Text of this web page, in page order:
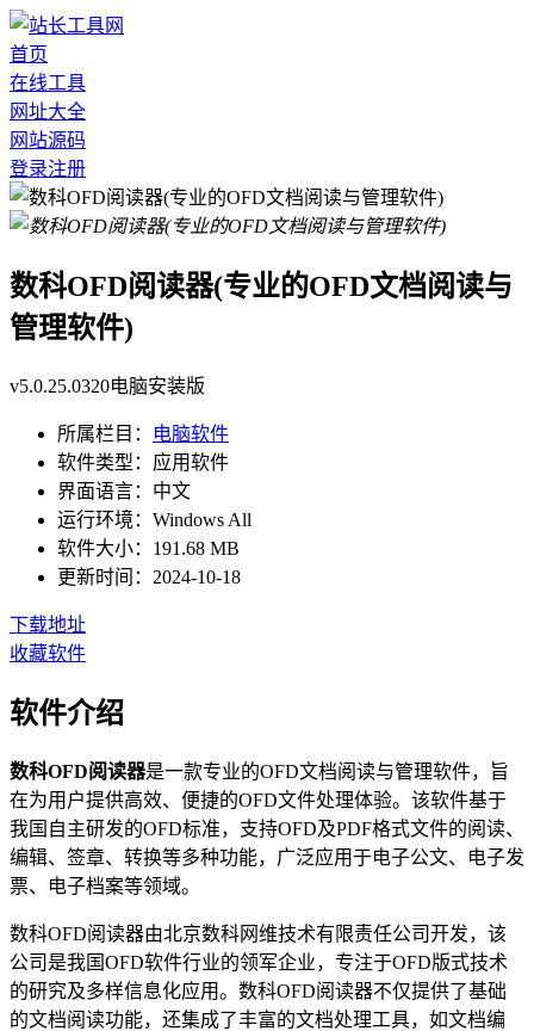
首页
在线工具
网址大全
网站源码
登录注册
数科OFD阅读器(专业的OFD文档阅读与
管理软件)
v5.0.25.0320电脑安装版
所属栏目：
电脑软件
软件类型： 应用软件
界面语言： 中文
运行环境： Windows All
软件大小： 191.68 MB
更新时间： 2024-10-18
下载地址
收藏软件
软件介绍
数科OFD阅读器是一款专业的OFD文档阅读与管理软件，旨
在为用户提供高效、便捷的OFD文件处理体验。该软件基于
我国自主研发的OFD标准，支持OFD及PDF格式文件的阅读、
编辑、签章、转换等多种功能，广泛应用于电子公文、电子发
票、电子档案等领域。
数科OFD阅读器由北京数科网维技术有限责任公司开发，该
公司是我国OFD软件行业的领军企业，专注于OFD版式技术
的研究及多样信息化应用。数科OFD阅读器不仅提供了基础
的文档阅读功能，还集成了丰富的文档处理工具，如文档编